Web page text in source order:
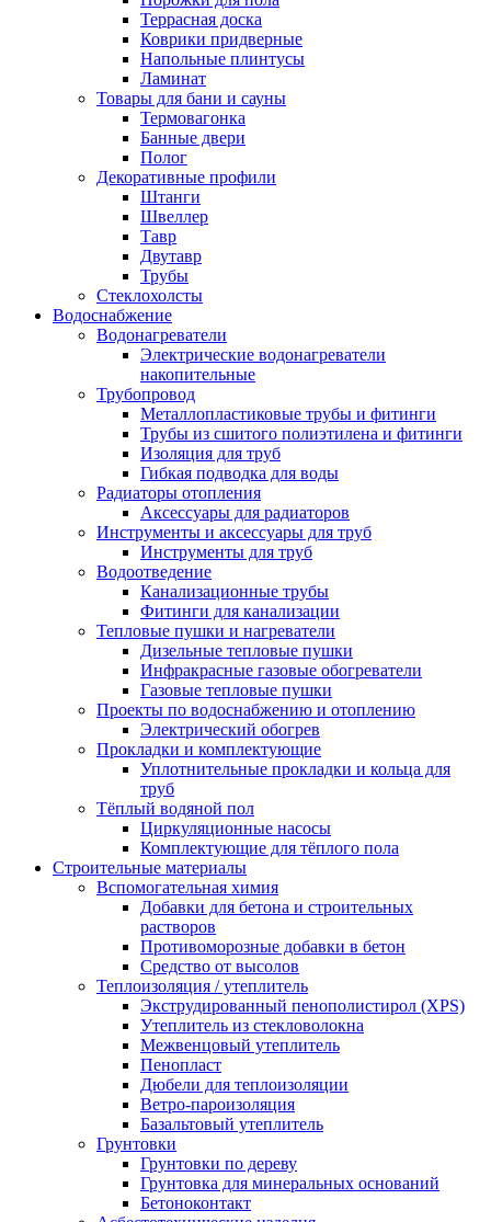
Террасная доска
Коврики придверные
Напольные плинтусы
Ламинат
Товары для бани и сауны
Термовагонка
Банные двери
Полог
Декоративные профили
Штанги
Швеллер
Тавр
Двутавр
Трубы
Стеклохолсты
Водоснабжение
Водонагреватели
Электрические водонагреватели
накопительные
Трубопровод
Металлопластиковые трубы и фитинги
Трубы из сшитого полиэтилена и фитинги
Изоляция для труб
Гибкая подводка для воды
Радиаторы отопления
Аксессуары для радиаторов
Инструменты и аксессуары для труб
Инструменты для труб
Водоотведение
Канализационные трубы
Фитинги для канализации
Тепловые пушки и нагреватели
Дизельные тепловые пушки
Инфракрасные газовые обогреватели
Газовые тепловые пушки
Проекты по водоснабжению и отоплению
Электрический обогрев
Прокладки и комплектующие
Уплотнительные прокладки и кольца для
труб
Тёплый водяной пол
Циркуляционные насосы
Комплектующие для тёплого пола
Строительные материалы
Вспомогательная химия
Добавки для бетона и строительных
растворов
Противоморозные добавки в бетон
Средство от высолов
Теплоизоляция / утеплитель
Экструдированный пенополистирол (XPS)
Утеплитель из стекловолокна
Межвенцовый утеплитель
Пенопласт
Дюбели для теплоизоляции
Ветро-пароизоляция
Базальтовый утеплитель
Грунтовки
Грунтовки по дереву
Грунтовка для минеральных оснований
Бетоноконтакт